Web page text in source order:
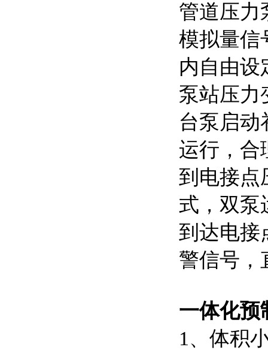
管道压力
模拟量信
内自由设
泵站压力
台泵启动
运行，合
到电接点
式，双泵
到达电接
警信号，
一体化
1、体积